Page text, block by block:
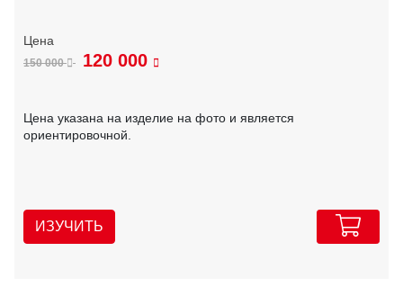
150 000 120 000
Цена указана на изделие на фото и является
ориентировочной.
ИЗУЧИТЬ